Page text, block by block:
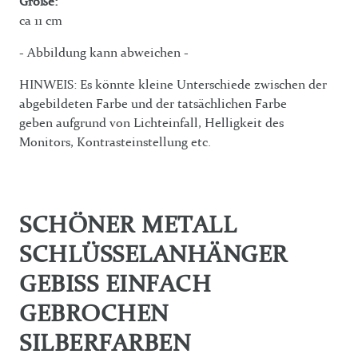
ca 11 cm
- Abbildung kann abweichen -
HINWEIS: Es könnte kleine Unterschiede zwischen der
abgebildeten Farbe und der tatsächlichen Farbe
geben aufgrund von Lichteinfall, Helligkeit des
Monitors, Kontrasteinstellung etc.
SCHÖNER METALL
SCHLÜSSELANHÄNGER
GEBISS EINFACH
GEBROCHEN
SILBERFARBEN